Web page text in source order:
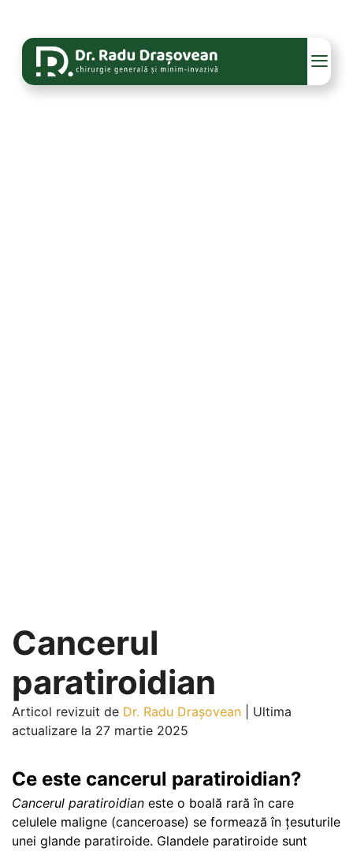
Cancerul
paratiroidian
Articol revizuit de Dr. Radu Drașovean
Ultima
actualizare la 27 martie 2025
Ce este cancerul paratiroidian?
Cancerul paratiroidian este o boală rară în care
celulele maligne (canceroase) se formează în țesuturile
unei glande paratiroide. Glandele paratiroide sunt